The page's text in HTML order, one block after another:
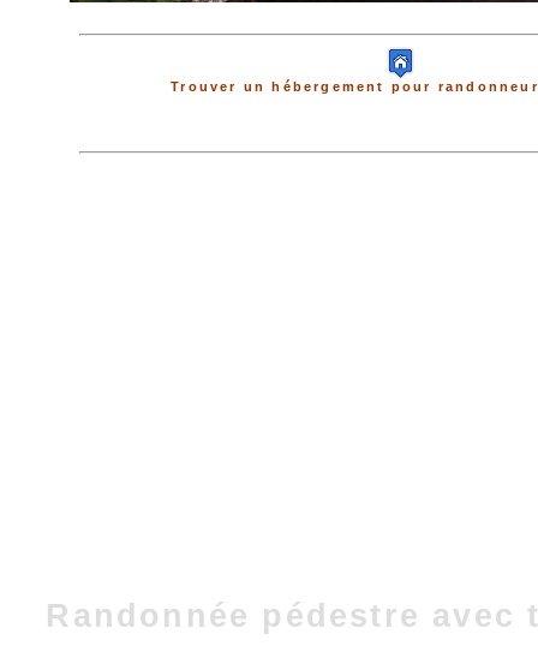
Trouver un hébergement pour
Randonnée pédestre avec